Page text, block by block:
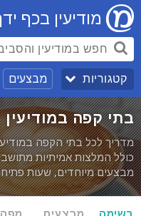
מודיעין בכף
קטגוריות מבצעים
בתי קפה במודיעין
מדריך לכל בתי הקפה
כולל המלצות אמיתיות
מבצעים מיוחדים, שעות